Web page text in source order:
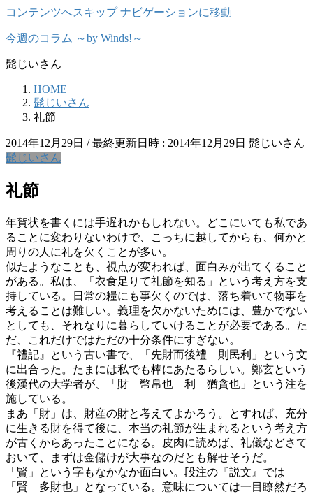
コンテンツへスキップ ナビゲーションに移動
今週のコラム ～by Winds!～
髭じいさん
HOME
髭じいさん
礼節
2014年12月29日 / 最終更新日時 : 2014年12月29日 髭じいさん
髭じいさん
礼節
年賀状を書くには手遅れかもしれない。どこにいても私であ
ることに変わりないわけで、こっちに越してからも、何かと
周りの人に礼を欠くことが多い。
似たようなことも、視点が変われば、面白みが出てくること
がある。私は、「衣食足りて礼節を知る」という考え方を支
持している。日常の糧にも事欠くのでは、落ち着いて物事を
考えることは難しい。義理を欠かないためには、豊かでない
としても、それなりに暮らしていけることが必要である。た
だ、これだけではただの十分条件にすぎない。
『禮記』という古い書で、「先財而後禮 則民利」という文
に出合った。たまには私でも棒にあたるらしい。鄭玄という
後漢代の大学者が、「財 幣帛也 利 猶貪也」という注を
施している。
まあ「財」は、財産の財と考えてよかろう。とすれば、充分
に生きる財を得て後に、本当の礼節が生まれるという考え方
が古くからあったことになる。皮肉に読めば、礼儀などさて
おいて、まずは金儲けが大事なのだとも解せそうだ。
「賢」という字もなかなか面白い。段注の『説文』では
「賢 多財也」となっている。意味については一目瞭然だろ